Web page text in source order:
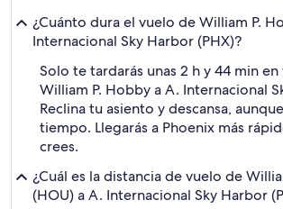
¿Cuánto dura el vuelo de William P.
Internacional Sky Harbor (PHX)?
Solo te tardarás unas 2 h y 44 min
William P. Hobby a A. Internacional
Reclina tu asiento y descansa,
tiempo. Llegarás a Phoenix más
crees.
¿Cuál es la distancia de vuelo de
(HOU) a A. Internacional Sky Harbor